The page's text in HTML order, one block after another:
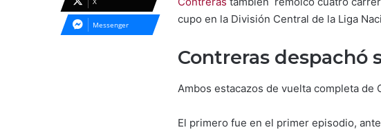
cupo en la División Central de la Liga
Contreras despachó
Ambos estacazos de vuelta completa
El primero fue en el primer episodio,
Messenger